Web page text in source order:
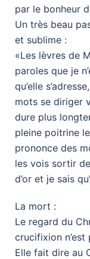
par le bonheur
Un très beau
et sublime :
«Les lèvres de
paroles que je
qu’elle
mots se diriger
dure plus
pleine poitrine
prononce des
les vois sortir
d’or et je sais
La mort :
Le regard du
crucifixion
Elle fait dire au